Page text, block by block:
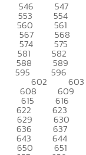
546 547
553 554
560 561
567 568
574 575
581 582
588 589
595 596
602 603
608 609
615 616
622 623
629 630
636 637
643 644
650 651